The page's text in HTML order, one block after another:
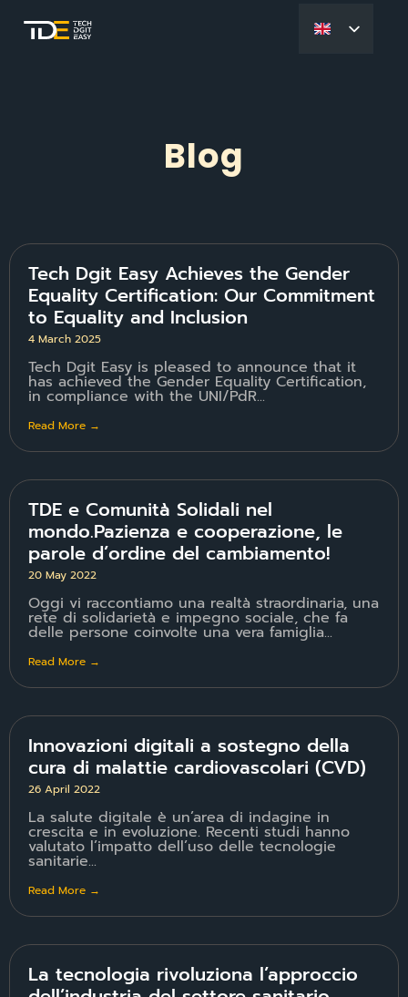
Blog
Tech Dgit Easy Achieves the Gender
Equality Certification: Our Commitment
to Equality and Inclusion
4 March 2025
Tech Dgit Easy is pleased to announce that it
has achieved the Gender Equality Certification,
in compliance with the UNI/PdR...
Read More →
TDE e Comunità Solidali nel
mondo.Pazienza e cooperazione, le
parole d’ordine del cambiamento!
20 May 2022
Oggi vi raccontiamo una realtà straordinaria, una
rete di solidarietà e impegno sociale, che fa
delle persone coinvolte una vera famiglia...
Read More →
Innovazioni digitali a sostegno della
cura di malattie cardiovascolari (CVD)
26 April 2022
La salute digitale è un’area di indagine in
crescita e in evoluzione. Recenti studi hanno
valutato l’impatto dell’uso delle tecnologie
sanitarie...
Read More →
La tecnologia rivoluziona l’approccio